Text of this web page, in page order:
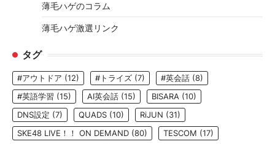
薄毛ハゲのコラム
薄毛ハゲ激選リンク
タグ
#アウトドア (12) #トライズ (7) #英会話 (8)
#英語学習 (15) AI英会話 (15) BISARA (10)
DNS設定 (7) QUADS (10) RiJUN (31)
SKE48 LIVE！！ ON DEMAND (80) TESCOM (17)